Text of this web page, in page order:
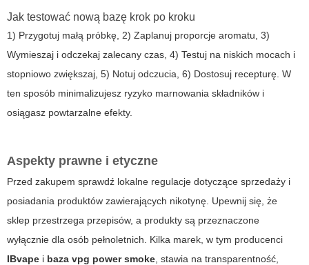
Jak testować nową bazę krok po kroku
1) Przygotuj małą próbkę, 2) Zaplanuj proporcje aromatu, 3)
Wymieszaj i odczekaj zalecany czas, 4) Testuj na niskich mocach i
stopniowo zwiększaj, 5) Notuj odczucia, 6) Dostosuj recepturę. W
ten sposób minimalizujesz ryzyko marnowania składników i
osiągasz powtarzalne efekty.
Aspekty prawne i etyczne
Przed zakupem sprawdź lokalne regulacje dotyczące sprzedaży i
posiadania produktów zawierających nikotynę. Upewnij się, że
sklep przestrzega przepisów, a produkty są przeznaczone
wyłącznie dla osób pełnoletnich. Kilka marek, w tym producenci
IBvape i baza vpg power smoke , stawia na transparentność,